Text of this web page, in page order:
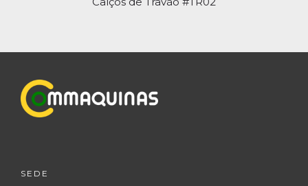
SEDE